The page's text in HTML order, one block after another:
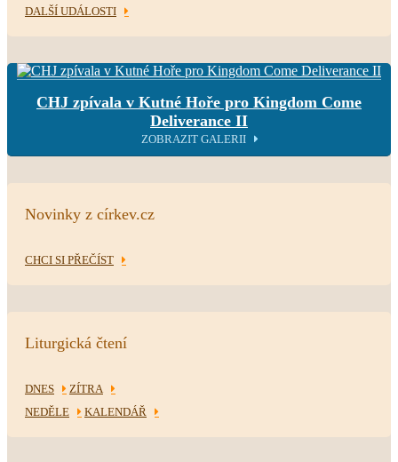
DALŠÍ UDÁLOSTI
CHJ zpívala v Kutné Hoře pro Kingdom Come
Deliverance II
ZOBRAZIT GALERII
Novinky z církev.cz
CHCI SI PŘEČÍST
Liturgická čtení
DNES
ZÍTRA
NEDĚLE
KALENDÁŘ